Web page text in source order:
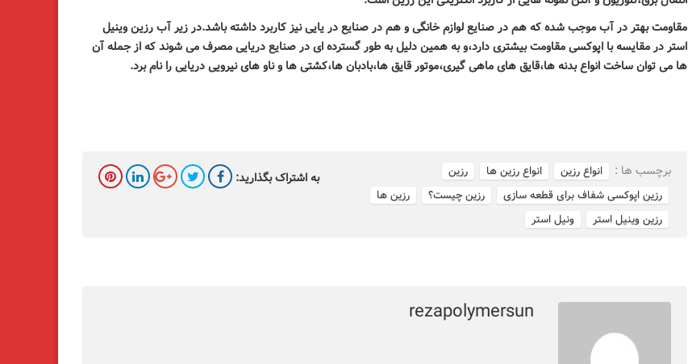
مقاومت بهتر در آب موجب شده که هم در صنایع لوازم خانگی و هم در صنایع در یایی نیز کاربرد داشته باشد.در زیر آب رزین وینیل
استر در مقایسه با اپوکسی مقاومت بیشتری دارد،و به همین دلیل به طور گسترده ای در صنایع دریایی مصرف می شوند که از جمله آن
ها می توان ساخت انواع بدنه ها،قایق های ماهی گیری،موتور قایق ها،بادبان ها،کشتی ها و ناو های نیرویی دریایی را نام برد.
برچسب ها : انواع رزین انواع رزین ها
رزین
رزین اپوکسی شفاف برای قطعه سازی
رزین چیست؟
رزین ها
رزین وینیل استر
ونیل استر
به اشتراک بگذارید:
rezapolymersun